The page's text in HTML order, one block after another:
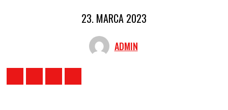
23. MARCA 2023
ADMIN